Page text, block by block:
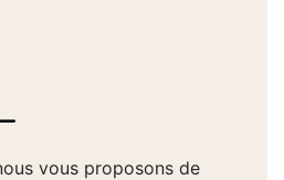
vous proposons de